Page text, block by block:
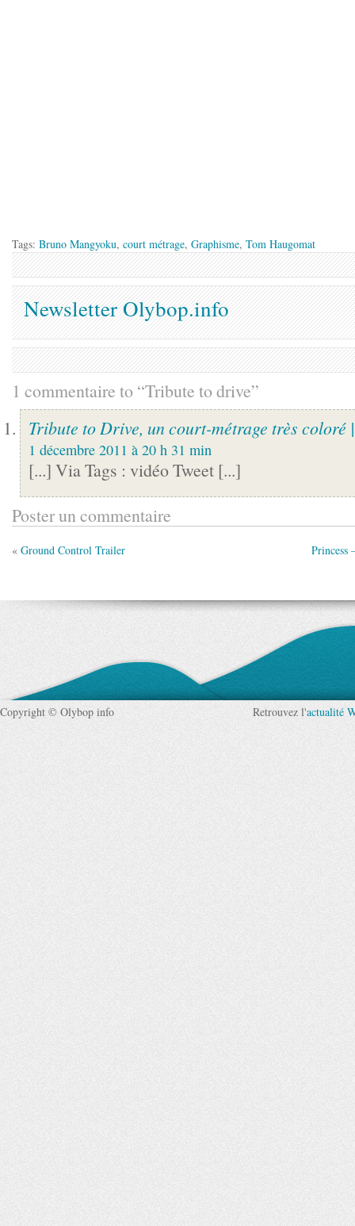
Tags: Bruno Mangyoku, court métrage, Graphisme, Tom Haugomat
Newsletter Olybop.info
1 commentaire to “Tribute to drive”
Tribute to Drive, un court-métrage très coloré
1 décembre 2011 à 20 h 31 min
[...] Via Tags : vidéo Tweet [...]
Poster un commentaire
« Ground Control Trailer Princess
Copyright © Olybop info Retrouvez l'actualité